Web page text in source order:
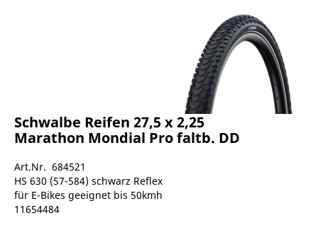
Schwalbe Reifen 27,5 x 2,25
Marathon Mondial Pro faltb. DD
Art.Nr. 684521
HS 630 (57-584) schwarz Reflex
für E-Bikes geeignet bis 50kmh
11654484